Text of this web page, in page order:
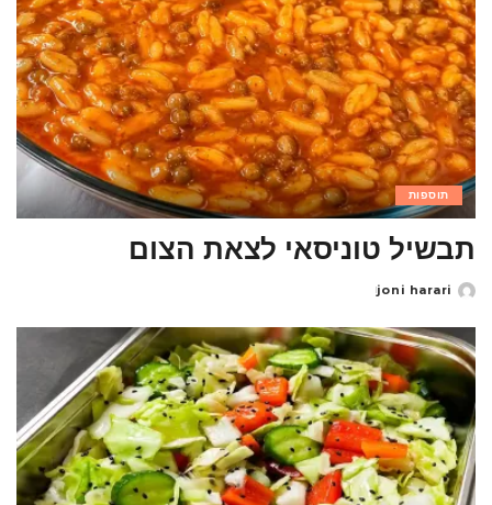
תוספות
תבשיל טוניסאי לצאת הצום
Posted
joni harari